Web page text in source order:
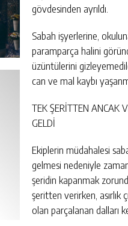
gövdesinden ayrıldı.
Sabah işyerlerine,
paramparça halini
üzüntülerini
can ve mal kaybı
TEK ŞERİTTEN ANCAK
GELDİ
Ekiplerin müdahalesi
gelmesi nedeniyle
şeridin kapanmak
şeritten verirken, asırlık
olan parçalanan dalları